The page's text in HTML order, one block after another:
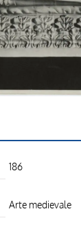
186
Arte medievale